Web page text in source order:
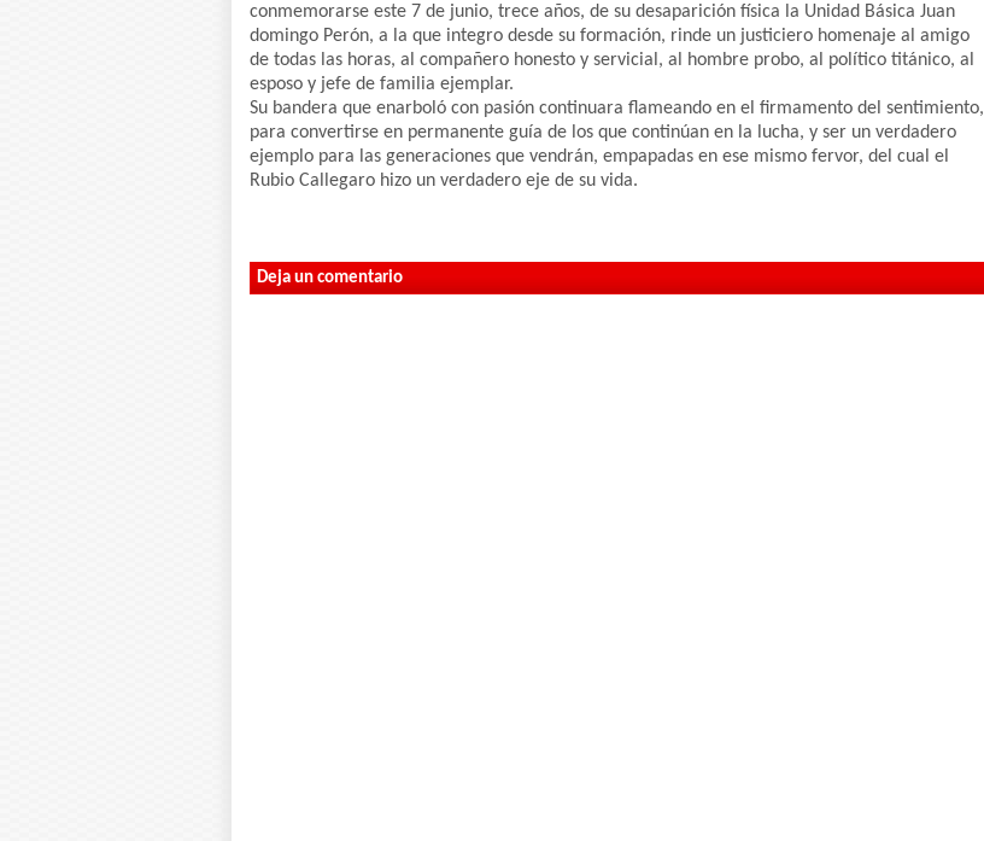
conmemorarse este 7 de junio, trece años, de su desaparición física la Unidad Básica Juan
domingo Perón, a la que integro desde su formación, rinde un justiciero homenaje al amigo
de todas las horas, al compañero honesto y servicial, al hombre probo, al político titánico, al
esposo y jefe de familia ejemplar.
Su bandera que enarboló con pasión continuara flameando en el firmamento del sentimiento,
para convertirse en permanente guía de los que continúan en la lucha, y ser un verdadero
ejemplo para las generaciones que vendrán, empapadas en ese mismo fervor, del cual el
Rubio Callegaro hizo un verdadero eje de su vida.
Deja un comentario